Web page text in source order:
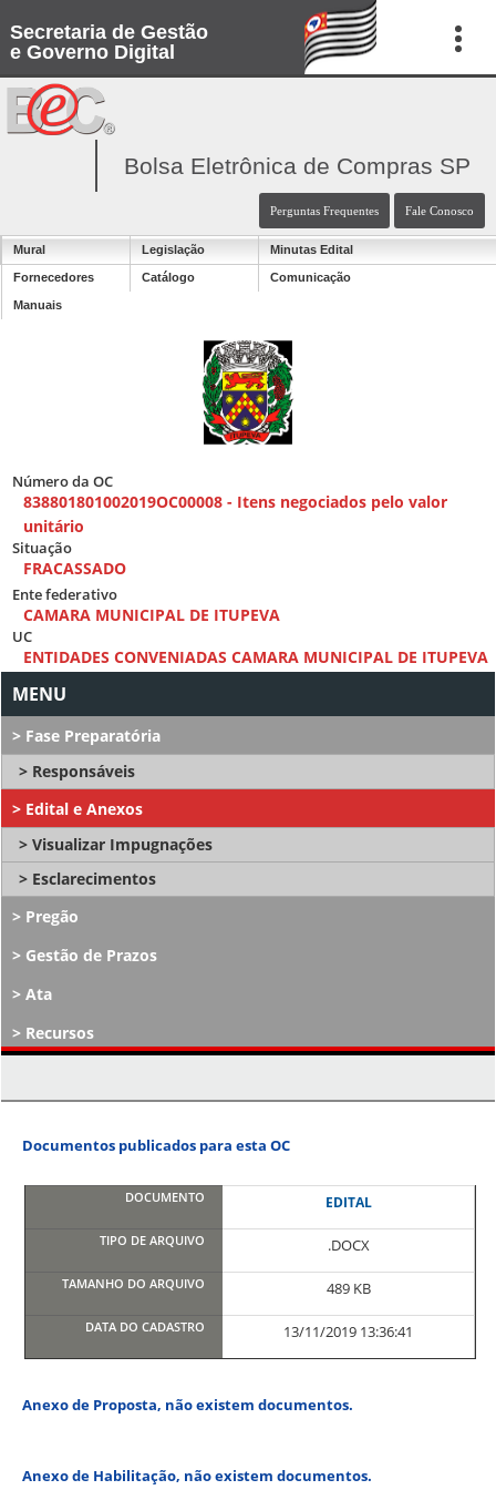
Secretaria de Gestão
e Governo Digital
Bolsa Eletrônica de Compras SP
Perguntas Frequentes Fale Conosco
Mural Legislação Minutas Edital
Fornecedores Catálogo Comunicação
Manuais
Número da OC
838801801002019OC00008 - Itens negociados pelo valor
unitário
Situação
FRACASSADO
Ente federativo
CAMARA MUNICIPAL DE ITUPEVA
UC
ENTIDADES CONVENIADAS CAMARA MUNICIPAL DE ITUPEVA
Fase Preparatória
Responsáveis
Edital e Anexos
Visualizar Impugnações
Esclarecimentos
Pregão
Gestão de Prazos
Ata
Recursos
Documentos publicados para esta OC
EDITAL
.DOCX
489 KB
13/11/2019 13:36:41
Anexo de Proposta, não existem documentos.
Anexo de Habilitação, não existem documentos.